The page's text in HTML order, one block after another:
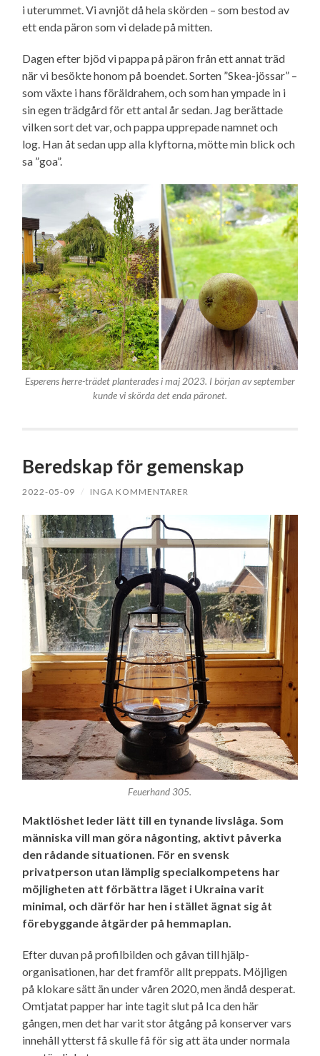
i uterummet. Vi avnjöt då hela skörden – som bestod av
ett enda päron som vi delade på mitten.
Dagen efter bjöd vi pappa på päron från ett annat träd
när vi besökte honom på boendet. Sorten ”Skea-jössar” –
som växte i hans föräldrahem, och som han ympade in i
sin egen trädgård för ett antal år sedan. Jag berättade
vilken sort det var, och pappa upprepade namnet och
log. Han åt sedan upp alla klyftorna, mötte min blick och
sa ”goa”.
Esperens herre-trädet planterades i maj 2023. I början av september
kunde vi skörda det enda päronet.
Beredskap för gemenskap
2022-05-09 / INGA KOMMENTARER
Feuerhand 305.
Maktlöshet leder lätt till en tynande livslåga. Som
människa vill man göra någonting, aktivt påverka
den rådande situationen. För en svensk
privatperson utan lämplig special­kompetens har
möjligheten att förbättra läget i Ukraina varit
minimal, och därför har hen i stället ägnat sig åt
förebyggande åtgärder på hemmaplan.
Efter duvan på profilbilden och gåvan till hjälp­
organisationen, har det framför allt preppats. Möjligen
på klokare sätt än under våren 2020, men ändå desperat.
Omtjatat papper har inte tagit slut på Ica den här
gången, men det har varit stor åtgång på konserver vars
innehåll ytterst få skulle få för sig att äta under normala